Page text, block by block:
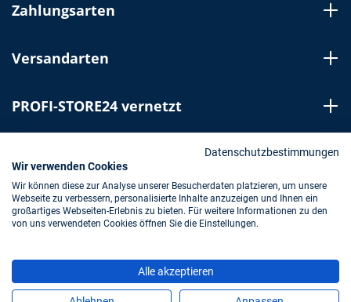
Zahlungsarten
Versandarten
PROFI-STORE24 vernetzt
Bestellung widerrufen
Impressum AGB Datenschutz
* Alle Preise inkl. gesetzl. Mehrwertsteuer zzgl.
und ggf. Nachnahmegebühren, wenn nicht
anders angegeben.
Datenschutzbestimmungen
Wir verwenden Cookies
Wir können diese zur Analyse unserer Besucherdaten platzieren, um unsere
Webseite zu verbessern, personalisierte Inhalte anzuzeigen und Ihnen ein
großartiges Webseiten-Erlebnis zu bieten. Für weitere Informationen zu den
von uns verwendeten Cookies öffnen Sie die Einstellungen.
Alle akzeptieren